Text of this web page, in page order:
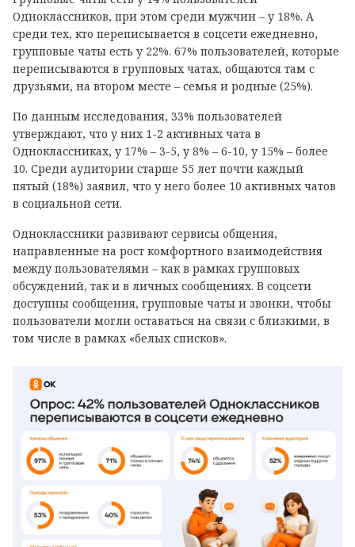
Одноклассников, при этом среди мужчин – у 18%. А
среди тех, кто переписывается в соцсети ежедневно,
групповые чаты есть у 22%. 67% пользователей, которые
переписываются в групповых чатах, общаются там с
друзьями, на втором месте – семья и родные (25%).
По данным исследования, 33% пользователей
утверждают, что у них 1-2 активных чата в
Одноклассниках, у 17% – 3-5, у 8% – 6-10, у 15% – более
10. Среди аудитории старше 55 лет почти каждый
пятый (18%) заявил, что у него более 10 активных чатов
в социальной сети.
Одноклассники развивают сервисы общения,
направленные на рост комфортного взаимодействия
между пользователями – как в рамках групповых
обсуждений, так и в личных сообщениях. В соцсети
доступны сообщения, групповые чаты и звонки, чтобы
пользователи могли оставаться на связи с близкими, в
том числе в рамках «белых списков».